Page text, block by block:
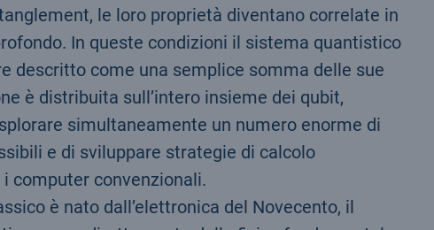
le loro proprietà diventano correlate in
In queste condizioni il sistema quantistico
descritto come una semplice somma delle sue
è distribuita sull’intero insieme dei qubit,
simultaneamente un numero enorme di
e di sviluppare strategie di calcolo
computer convenzionali.
è nato dall’elettronica del Novecento, il